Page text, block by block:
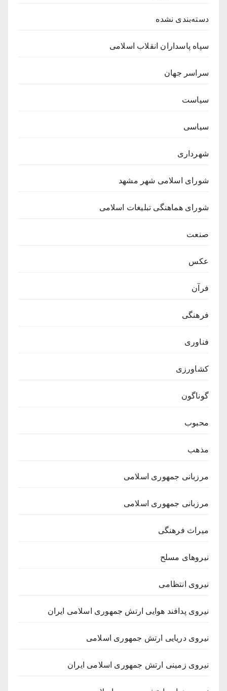
دسته‌بندی نشده
سپاه پاسداران انقلاب اسلامی
سراسر جهان
سیاست
سیاسی
شهرداری
شورای اسلامی شهر مشهد
شورای هماهنگی تبلیغات اسلامی
صنعت
عکس
فرآن
فرهنگی
فناوری
کشاورزی
گوناگون
محبوب
مذهب
مرزبانی جمهوری اسلامی
مرزبانی جمهوری اسلامی
میراث فرهنگی
نیروهای مسلح
نیروی انتظامی
نیروی پدافند هوایی ارتش جمهوری اسلامی ایران
نیروی دریایی ارتش جمهوری اسلامی
نیروی زمینی ارتش جمهوری اسلامی ایران